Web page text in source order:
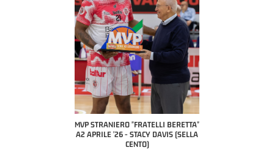
MVP "FRATELLI BERETTA" SAMUEL
DILAS B NAZIONALE APRILE '26 -
MARCO RESTELLI (TAV TREVIGLIO